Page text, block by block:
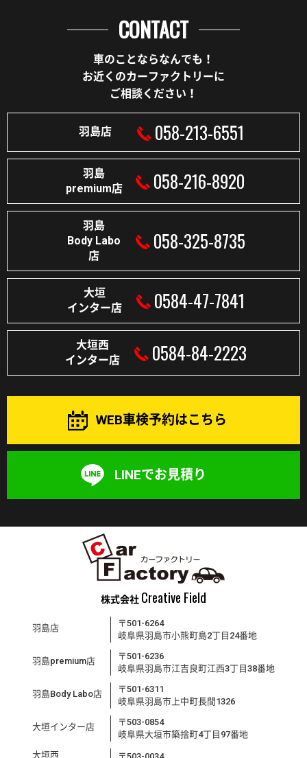
CONTACT
車のことならなんでも！
お近くのカーファクトリーに
ご相談ください！
羽島店 058-213-6551
羽島
premium店
058-216-8920
羽島
Body Labo
店
058-325-8735
大垣
インター店
0584-47-7841
大垣西
インター店
0584-84-2223
WEB車検予約はこちら
LINEでお見積り
株式会社 Creative Field
羽島店
〒501-6264
岐阜県羽島市小熊町島2丁目24番地
羽島premium店
〒501-6236
岐阜県羽島市江吉良町江西3丁目38番地
羽島Body Labo店
〒501-6311
岐阜県羽島市上中町長間1326
大垣インター店
〒503-0854
岐阜県大垣市築捨町4丁目97番地
大垣西